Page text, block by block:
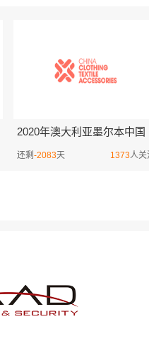
2020年澳大利亚墨尔本中国
纺织用品展览会China
还剩 -2083天 1373人关